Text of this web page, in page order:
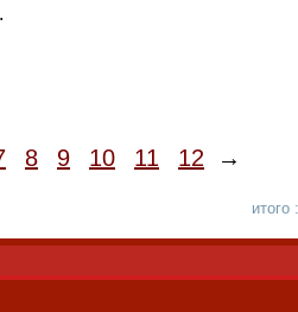
8 9 10 11 12 →
итого :